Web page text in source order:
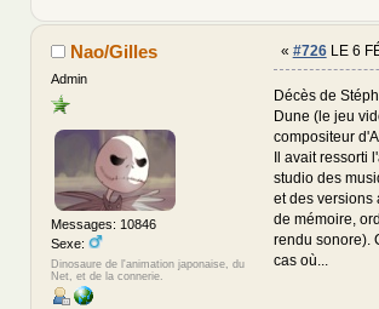
Nao/Gilles
Admin
Messages: 10846
Sexe:
Dinosaure de l'animation japonaise, du
Net, et de la connerie.
« #726LE 6
Décès de
Dune (le jeu
compositeur
Il avait ressorti
studio des
et des versions
de mémoire,
rendu sonore).
cas où...